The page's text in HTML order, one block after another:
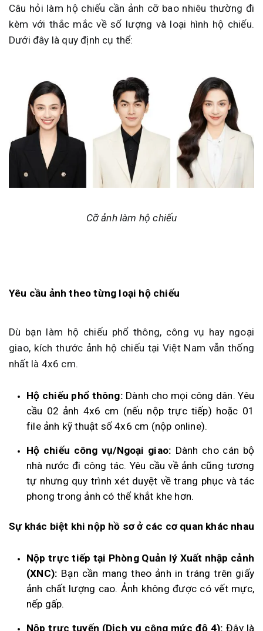
Câu hỏi làm hộ chiếu cần ảnh cỡ bao nhiêu thường đi
kèm với thắc mắc về số lượng và loại hình hộ chiếu.
Dưới đây là quy định cụ thể:
Cỡ ảnh làm hộ chiếu
Yêu cầu ảnh theo từng loại hộ chiếu
Dù bạn làm hộ chiếu phổ thông, công vụ hay ngoại
giao, kích thước ảnh hộ chiếu tại Việt Nam vẫn thống
nhất là 4x6 cm.
Hộ chiếu phổ thông: Dành cho mọi công dân. Yêu
cầu 02 ảnh 4x6 cm (nếu nộp trực tiếp) hoặc 01
file ảnh kỹ thuật số 4x6 cm (nộp online).
Hộ chiếu công vụ/Ngoại giao: Dành cho cán bộ
nhà nước đi công tác. Yêu cầu về ảnh cũng tương
tự nhưng quy trình xét duyệt về trang phục và tác
phong trong ảnh có thể khắt khe hơn.
Sự khác biệt khi nộp hồ sơ ở các cơ quan khác nhau
Nộp trực tiếp tại Phòng Quản lý Xuất nhập cảnh
(XNC): Bạn cần mang theo ảnh in tráng trên giấy
ảnh chất lượng cao. Ảnh không được có vết mực,
nếp gấp.
Nộp trực tuyến (Dịch vụ công mức độ 4): Đây là